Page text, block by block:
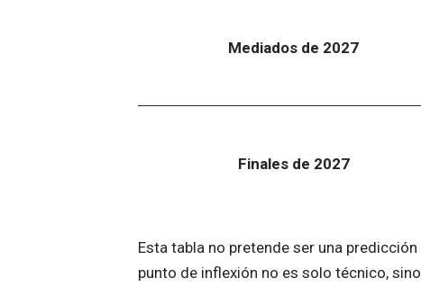
Mediados de 2027
Finales de 2027
Esta tabla no pretende ser una
punto de inflexión no es solo técnico,